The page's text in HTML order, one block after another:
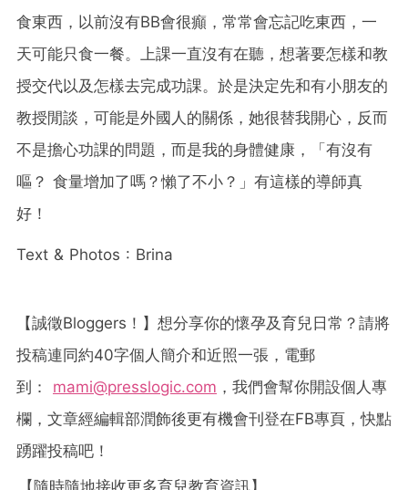
食東西， 以前沒有BB會很癲，常常會忘記吃東西，一
天可能只食一餐。
上課一直沒有在聽，想著要怎樣和教
授交代以及怎樣去完成功課。 於是決定先和有小朋友的
教授閒談，可能是外國人的關係， 她很替我開心，反而
不是擔心功課的問題，而是我的身體健康，「有沒有
嘔？ 食量增加了嗎？懶了不小？」有這樣的導師真
好！
Text & Photos : Brina
【誠徵Bloggers ！】想分享你的懷孕及育兒日常？請將
投稿連同約40字個人簡介和近照一張，電郵
到：
mami@presslogic.com ，我們會幫你開設個人專
欄，文章經編輯部潤飾後更有機會刊登在FB專頁，快點
踴躍投稿吧！
【隨時隨地接收更多育兒教育資訊】